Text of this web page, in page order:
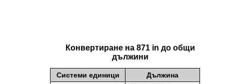
Конвертиране на 871 in до общи
дължини
Системи единици Дължина